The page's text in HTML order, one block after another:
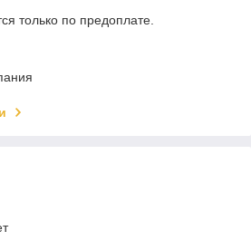
только по предоплате.